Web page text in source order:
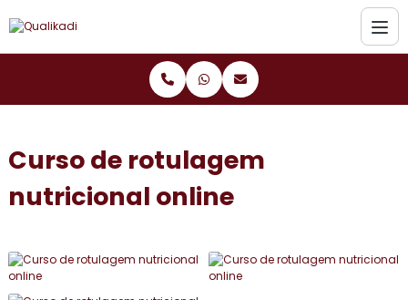
Curso de rotulagem
nutricional online